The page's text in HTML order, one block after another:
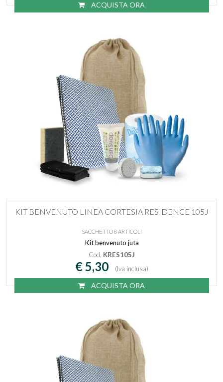
ACQUISTA ORA
KIT BENVENUTO LINEA CORTESIA RESIDENCE 105J
SACCHETTO 8 ARTICOLI
Kit benvenuto juta
Cod. KRES105J
€ 5,30 (Iva inclusa)
ACQUISTA ORA